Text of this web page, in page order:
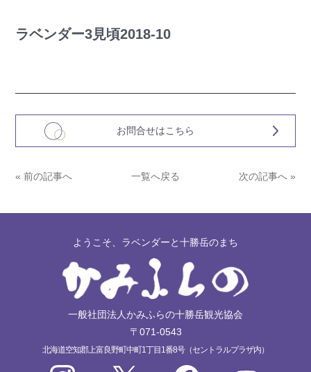
ラベンダー3見頃2018-10
お問合せはこちら
« 前の記事へ 一覧へ戻る 次の記事へ »
ようこそ、ラベンダーと十勝岳のまち
一般社団法人かみふらの十勝岳観光協会
〒071-0543
北海道空知郡上富良野町中町1丁目1番8号（セントラルプラザ内）